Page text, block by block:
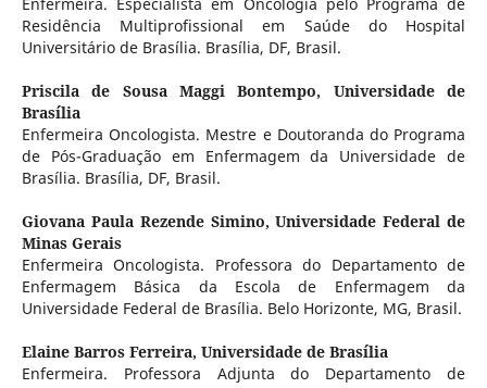
Residência Multiprofissional em Saúde do Hospital
Universitário de Brasília. Brasília, DF, Brasil.
Priscila de Sousa Maggi Bontempo, Universidade de
Brasília
Enfermeira Oncologista. Mestre e Doutoranda do Programa
de Pós-Graduação em Enfermagem da Universidade de
Brasília. Brasília, DF, Brasil.
Giovana Paula Rezende Simino,Universidade Federal de
Minas Gerais
Enfermeira Oncologista. Professora do Departamento de
Enfermagem Básica da Escola de Enfermagem da
Universidade Federal de Brasília. Belo Horizonte, MG, Brasil.
Elaine Barros Ferreira, Universidade de Brasília
Enfermeira. Professora Adjunta do Departamento de